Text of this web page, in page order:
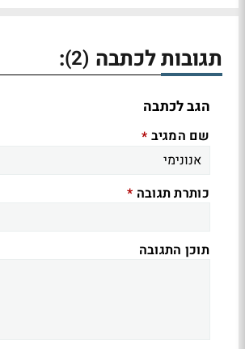
תגובות לכתבה (2)
:
הגב לכתבה
שם המגיב *
כותרת תגובה *
תוכן התגובה